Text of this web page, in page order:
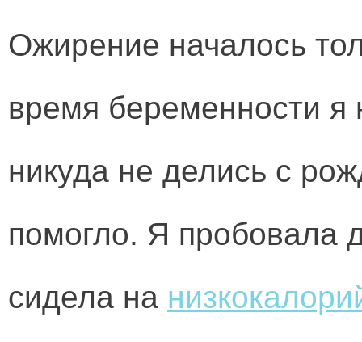
Ожирение началось
время беременности я
никуда не делись с
помогло. Я пробовала
сидела на